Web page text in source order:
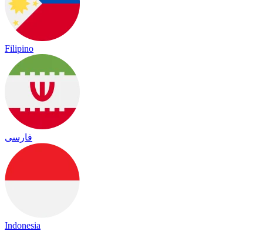
Filipino
فارسی
Indonesia